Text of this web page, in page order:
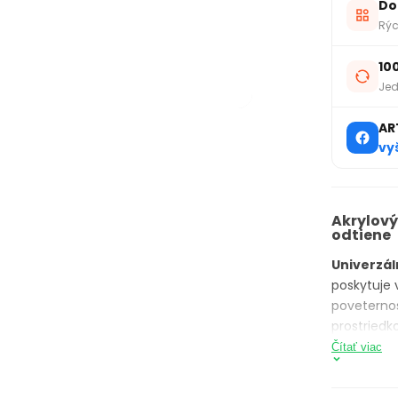
Akrylový
odtiene
poskytuje
žiadny zo
farby
Čítať viac